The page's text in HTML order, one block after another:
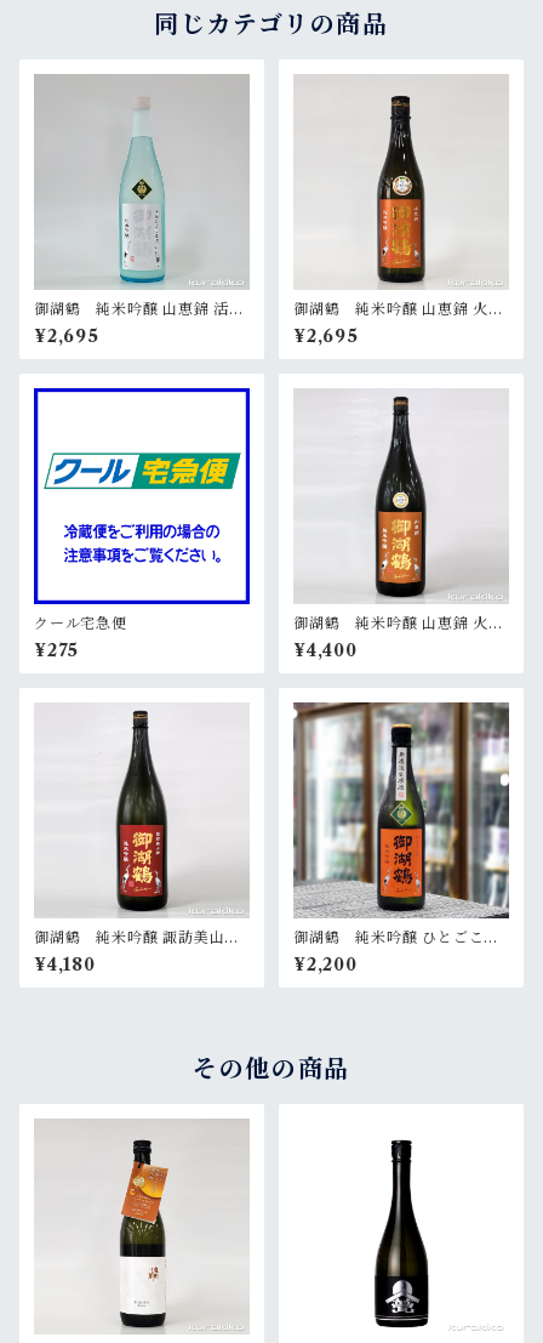
同じカテゴリの商品
御湖鶴 純米吟醸 山恵錦 活性
にごり生酒 720ml【限定】
¥2,695
御湖鶴 純米吟醸 山恵錦 火入
720ml
¥2,695
クール宅急便
¥275
御湖鶴 純米吟醸 山恵錦 火入
1800ml
¥4,400
御湖鶴 純米吟醸 諏訪美山錦
火入 1800ml
¥4,180
御湖鶴 純米吟醸 ひとごこち
火入 720ml
¥2,200
その他の商品